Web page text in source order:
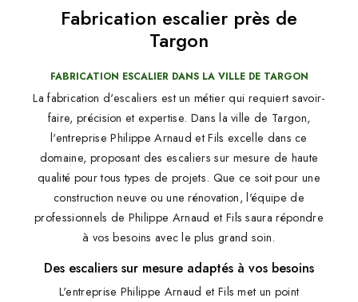
Fabrication escalier près de
Targon
FABRICATION ESCALIER DANS LA VILLE DE TARGON
La fabrication d'escaliers est un métier qui requiert savoir-
faire, précision et expertise. Dans la ville de Targon,
l'entreprise Philippe Arnaud et Fils excelle dans ce
domaine, proposant des escaliers sur mesure de haute
qualité pour tous types de projets. Que ce soit pour une
construction neuve ou une rénovation, l'équipe de
professionnels de Philippe Arnaud et Fils saura répondre
à vos besoins avec le plus grand soin.
Des escaliers sur mesure adaptés à vos besoins
L'entreprise Philippe Arnaud et Fils met un point